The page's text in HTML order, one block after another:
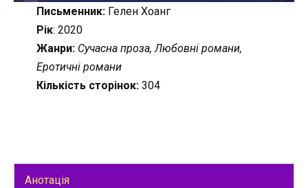
Письменник:Гелен Хоанг
Рік: 2020
Жанри: Сучасна проза, Любовні романи,
Еротичні романи
Кількість сторінок:304
Анотація